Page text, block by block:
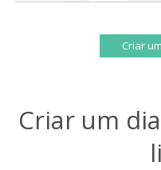
Criar
Criar um